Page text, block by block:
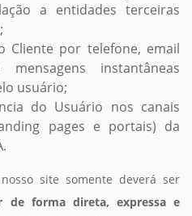
a entidades terceiras
Cliente por telefone, email
instantâneas
usuário;
do Usuário nos canais
pages e portais) da
site somente deverá ser
de forma direta, expressa e